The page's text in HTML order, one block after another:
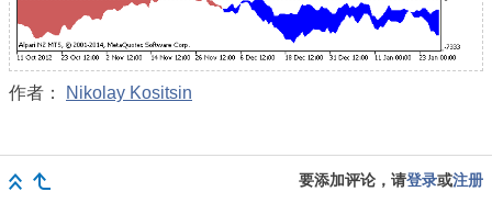
作者： Nikolay Kositsin
要添加评论，请登录或注册